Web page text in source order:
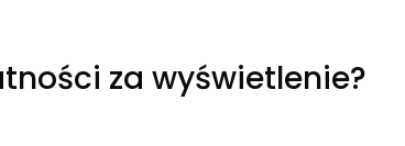
za wyświetlenie?